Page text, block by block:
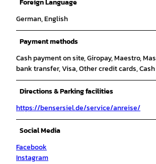
German, English
Payment methods
Cash payment on site, Giropay, Maestro,
bank transfer, Visa, Other credit cards,
Directions & Parking facilities
https://bensersiel.de/service/anreise/
Social Media
Facebook
Instagram